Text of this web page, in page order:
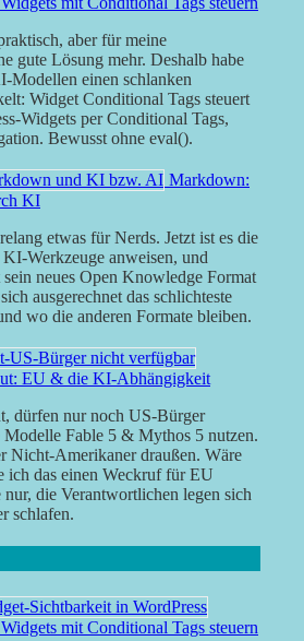
aber für meine
gute Lösung mehr. Deshalb habe
Modellen einen schlanken
Widget Conditional Tags steuert
Widgets per Conditional Tags,
Bewusst ohne eval().
Markdown:
KI
etwas für Nerds. Jetzt ist es die
Werkzeuge anweisen, und
neues Open Knowledge Format
ausgerechnet das schlichteste
wo die anderen Formate bleiben.
EU & die KI-Abhängigkeit
dürfen nur noch US-Bürger
Modelle Fable 5 & Mythos 5 nutzen.
Nicht-Amerikaner draußen. Wäre
ich das einen Weckruf für EU
die Verantwortlichen legen sich
schlafen.
mit Conditional Tags steuern